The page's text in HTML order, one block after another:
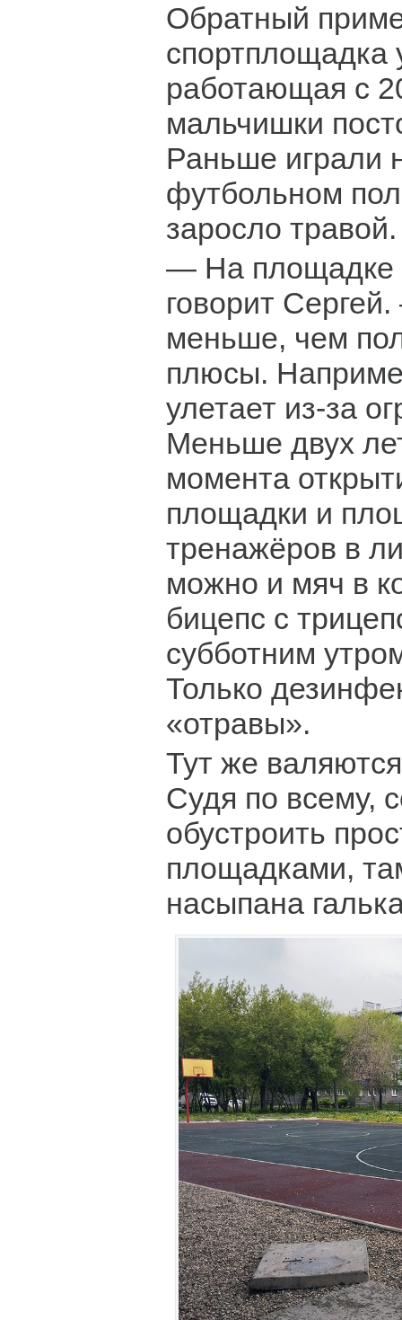
Обратный
работающая с
мальчишки
Раньше играли
футбольном
заросло травой.
— На площадке
говорит
меньше, чем
плюсы.
улетает из-за
Меньше двух
момента
площадки и
тренажёров в
можно и мяч в
бицепс с
субботним
Только
«отравы».
Тут же
Судя по всему,
обустроить
площадками,
насыпана